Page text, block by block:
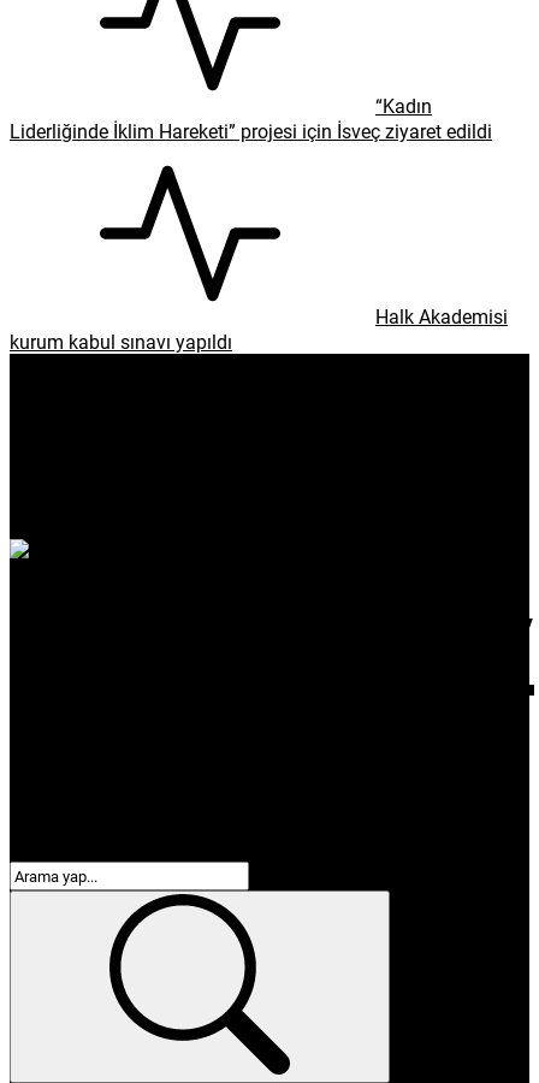
“Kadın
Liderliğinde İklim Hareketi” projesi için İsveç ziyaret edildi
Halk Akademisi
kurum kabul sınavı yapıldı